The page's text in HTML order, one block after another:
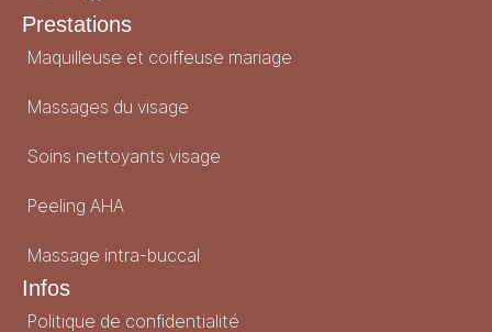
Prestations
Maquilleuse et coiffeuse mariage
Massages du visage
Soins nettoyants visage
Peeling AHA
Massage intra-buccal
Infos
Politique de confidentialité